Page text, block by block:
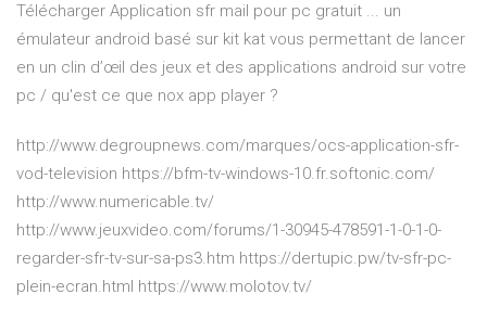
Télécharger Application sfr mail pour pc gratuit ... un
émulateur android basé sur kit kat vous permettant de lancer
en un clin d’œil des jeux et des applications android sur votre
pc / qu'est ce que nox app player ?
http://www.degroupnews.com/marques/ocs-application-sfr-
vod-television https://bfm-tv-windows-10.fr.softonic.com/
http://www.numericable.tv/
http://www.jeuxvideo.com/forums/1-30945-478591-1-0-1-0-
regarder-sfr-tv-sur-sa-ps3.htm https://dertupic.pw/tv-sfr-pc-
plein-ecran.html https://www.molotov.tv/